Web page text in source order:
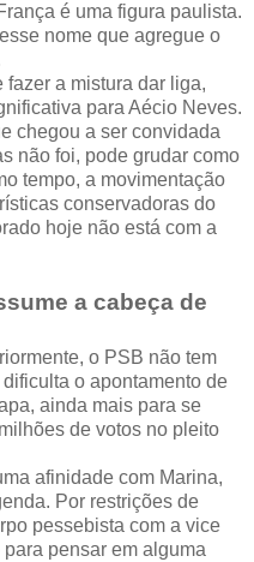
é uma figura paulista.
nome que agregue o
a mistura dar liga,
para Aécio Neves.
chegou a ser convidada
não foi, pode grudar como
tempo, a movimentação
conservadoras do
hoje não está com a
a cabeça de
o PSB não tem
o apontamento de
ainda mais para se
de votos no pleito
afinidade com Marina,
Por restrições de
pessebista com a vice
pensar em alguma